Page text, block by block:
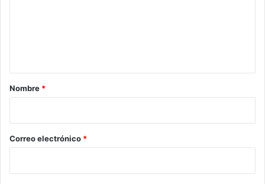
r
*
Nombre *
Correo electrónico *